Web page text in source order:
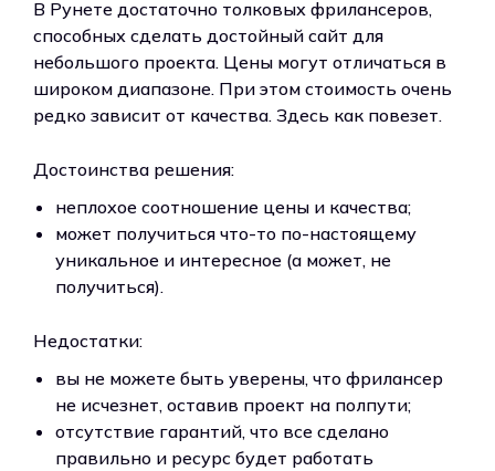
В Рунете достаточно толковых фрилансеров,
способных сделать достойный сайт для
небольшого проекта. Цены могут отличаться в
широком диапазоне. При этом стоимость очень
редко зависит от качества. Здесь как повезет.
Достоинства решения:
неплохое соотношение цены и качества;
может получиться что-то по-настоящему
уникальное и интересное (а может, не
получиться).
Недостатки:
вы не можете быть уверены, что фрилансер
не исчезнет, оставив проект на полпути;
отсутствие гарантий, что все сделано
правильно и ресурс будет работать